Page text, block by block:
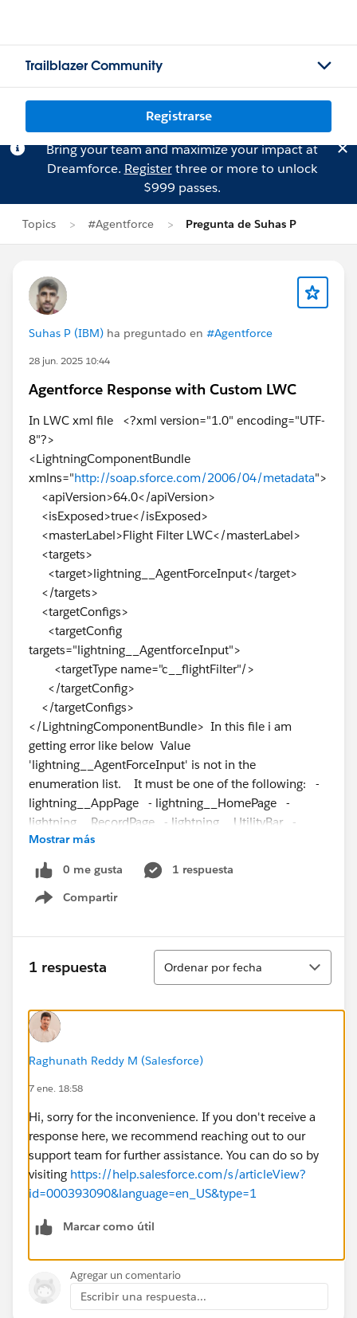
Trailblazer Community
Registrarse
Bring your team and maximize your impact at
Dreamforce. Registerthree or more to unlock
$999 passes.
Topics #Agentforce Pregunta de Suhas P
Suhas P (IBM) ha preguntado en #Agentforce
28 jun. 2025 10:44
Agentforce Response with Custom LWC
In LWC xml file <?xml version="1.0" encoding="UTF-
8"?>
<LightningComponentBundle
xmlns="http://soap.sforce.com/2006/04/metadata">
<apiVersion>64.0</apiVersion>
<isExposed>true</isExposed>
<masterLabel>Flight Filter LWC</masterLabel>
<targets>
<target>lightning__AgentForceInput</target>
</targets>
<targetConfigs>
<targetConfig
targets="lightning__AgentforceInput">
<targetType name="c__flightFilter"/>
</targetConfig>
</targetConfigs>
</LightningComponentBundle> In this file i am
getting error like below Value
'lightning__AgentForceInput' is not in the
enumeration list. It must be one of the following: -
lightning__AppPage - lightning__HomePage -
lightning__RecordPage - lightning__UtilityBar -
lightning__FlowScreen - lightning__Tab -
lightning__Inbox - lightningStatic__Email -
lightningCommunity__Page -
lightningCommunity__Page_Layout Can someone
Mostrar más
0 me gusta
1 respuesta
Compartir
Show menu
1 respuesta
Ordenar
Ordenar por fecha
Raghunath Reddy M (Salesforce)
7 ene. 18:58
Hi, sorry for the inconvenience. If you don't receive a
response here, we recommend reaching out to our
support team for further assistance. You can do so by
visiting https://help.salesforce.com/s/articleView?
id=000393090&language=en_US&type=1
Marcar como útil
Agregar un comentario
Escribir una respuesta...